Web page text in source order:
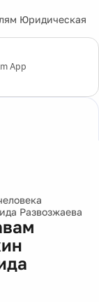
Юридическая
App
Развозжаева